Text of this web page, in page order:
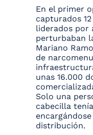
En el primer
capturados 12
liderados por
perturbaban
Mariano
de
unas 16.000
Solo una
cabecilla
distribución.